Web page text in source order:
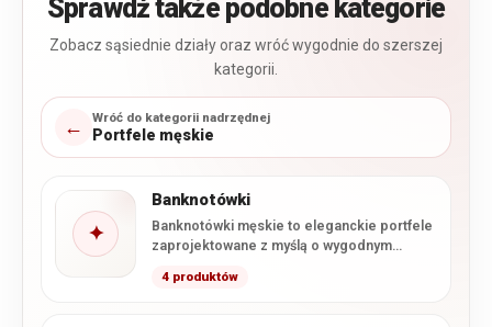
Sprawdź także podobne kategorie
Zobacz sąsiednie działy oraz wróć wygodnie do szerszej
kategorii.
← Wróć do kategorii nadrzędnej
Portfele męskie
✦
Banknotówki
Banknotówki męskie to eleganckie portfele
zaprojektowane z myślą o wygodnym
najważniejszych dokumentów.…
4 produktów